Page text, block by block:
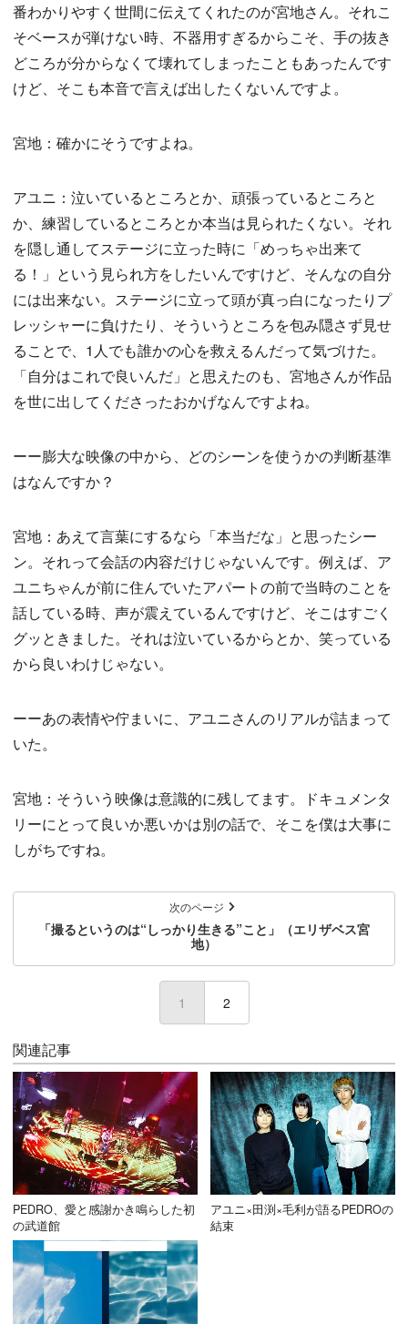
番わかりやすく世間に伝えてくれたのが宮地さん。それこ
そベースが弾けない時、不器用すぎるからこそ、手の抜き
どころが分からなくて壊れてしまったこともあったんです
けど、そこも本音で言えば出したくないんですよ。
宮地：確かにそうですよね。
アユニ：泣いているところとか、頑張っているところと
か、練習しているところとか本当は見られたくない。それ
を隠し通してステージに立った時に「めっちゃ出来て
る！」という見られ方をしたいんですけど、そんなの自分
には出来ない。ステージに立って頭が真っ白になったりプ
レッシャーに負けたり、そういうところを包み隠さず見せ
ることで、1人でも誰かの心を救えるんだって気づけた。
「自分はこれで良いんだ」と思えたのも、宮地さんが作品
を世に出してくださったおかげなんですよね。
ーー膨大な映像の中から、どのシーンを使うかの判断基準
はなんですか？
宮地：あえて言葉にするなら「本当だな」と思ったシー
ン。それって会話の内容だけじゃないんです。例えば、ア
ユニちゃんが前に住んでいたアパートの前で当時のことを
話している時、声が震えているんですけど、そこはすごく
グッときました。それは泣いているからとか、笑っている
から良いわけじゃない。
ーーあの表情や佇まいに、アユニさんのリアルが詰まって
いた。
宮地：そういう映像は意識的に残してます。ドキュメンタ
リーにとって良いか悪いかは別の話で、そこを僕は大事に
しがちですね。
次のページ
「撮るというのは“しっかり生きる”こと」（エリザベス宮
地）
1 (current)
2
関連記事
PEDRO、愛と感謝かき鳴らした初
の武道館
アユニ×田渕×毛利が語るPEDROの
結束